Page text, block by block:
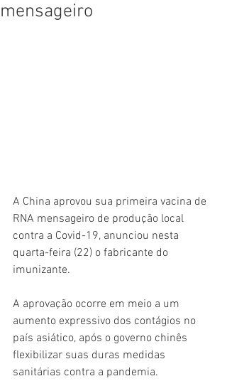
mensageiro
A China aprovou sua primeira vacina de
RNA mensageiro de produção local
contra a Covid-19, anunciou nesta
quarta-feira (22) o fabricante do
imunizante.
A aprovação ocorre em meio a um
aumento expressivo dos contágios no
país asiático, após o governo chinês
flexibilizar suas duras medidas
sanitárias contra a pandemia.